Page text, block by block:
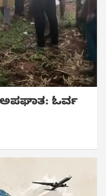
ಅಪಘಾತ: ಓರ್ವ